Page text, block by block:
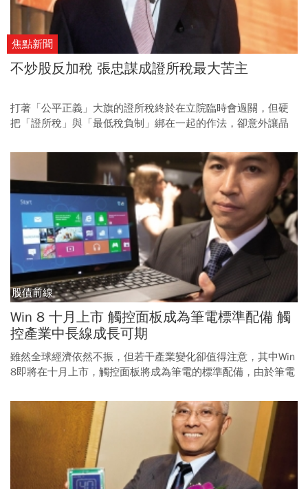
焦點新聞
不炒股反加稅 張忠謀成證所稅最大苦主
打著「公平正義」大旗的證所稅終於在立院臨時會過關，但硬
把「證所稅」與「最低稅負制」綁在一起的作法，卻意外讓晶
股債前線
Win 8 十月上市 觸控面板成為筆電標準配備 觸
控產業中長線成長可期
雖然全球經濟依然不振，但若干產業變化卻值得注意，其中Win
8即將在十月上市，觸控面板將成為筆電的標準配備，由於筆電
長，相關個股是中長線的觀察指標。